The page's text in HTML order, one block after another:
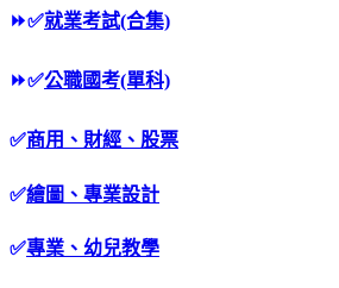
⏩✅就業考試(合集)
⏩✅公職國考(單科)
✅商用、財經、股票
✅繪圖、專業設計
✅專業、幼兒教學